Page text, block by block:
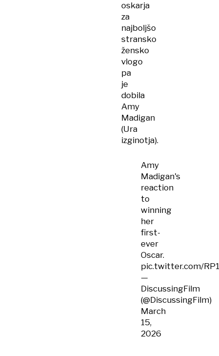
oskarja
za
najboljšo
stransko
žensko
vlogo
pa
je
dobila
Amy
Madigan
(Ura
izginotja).
Amy
Madigan's
reaction
to
winning
her
first-
ever
Oscar.
pic.twitter.com/
—
DiscussingFilm
(@DiscussingFilm)
March
15,
2026